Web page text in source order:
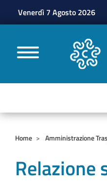
Venerdì 7 Agosto 2026
Home Amministrazione
Relazione